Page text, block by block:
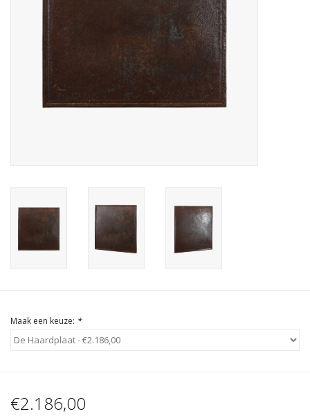
Vloeren - Steen, Terra Cotta
Tevreden Klanten
Maak een keuze: *
€2.186,00